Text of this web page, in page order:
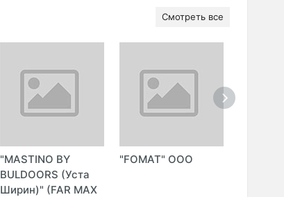
Смотреть все
"MASTINO BY
BULDOORS (Уста
Ширин)" (FAR MAX
"FOMAT" ООО